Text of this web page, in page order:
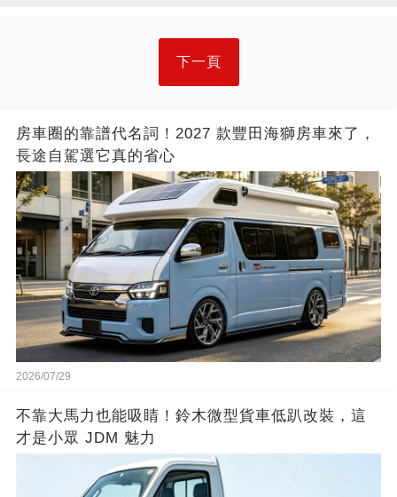
下一頁
房車圈的靠譜代名詞！2027 款豐田海獅房車來了，
長途自駕選它真的省心
2026/07/29
不靠大馬力也能吸睛！鈴木微型貨車低趴改裝，這
才是小眾 JDM 魅力